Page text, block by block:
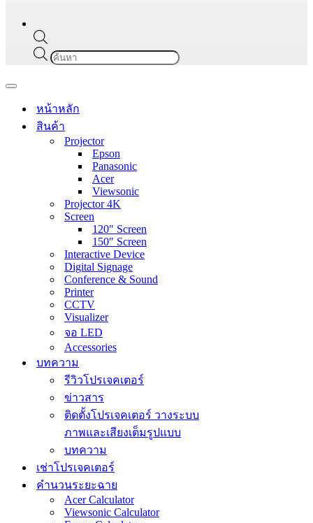
Products
search
Navigation
หน้าหลัก
สินค้า
Projector
Epson
Panasonic
Acer
Viewsonic
Projector 4K
Screen
120″ Screen
150″ Screen
Interactive Device
Digital Signage
Conference & Sound
Printer
CCTV
Visualizer
จอ LED
Accessories
บทความ
รีวิวโปรเจคเตอร์
ข่าวสาร
ติดตั้งโปรเจคเตอร์ วางระบบ
ภาพและเสียงเต็มรูปแบบ
บทความ
เช่าโปรเจคเตอร์
คำนวนระยะฉาย
Acer Calculator
Viewsonic Calculator